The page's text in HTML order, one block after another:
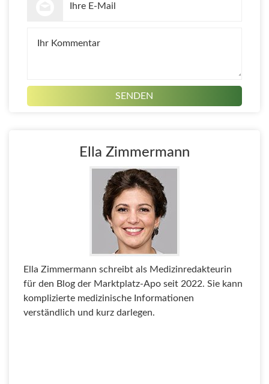
Ella Zimmermann
Ella Zimmermann schreibt als Medizinredakteurin
für den Blog der Marktplatz-Apo seit 2022. Sie kann
komplizierte medizinische Informationen
verständlich und kurz darlegen.